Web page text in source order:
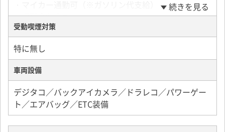
・退職金制度あり
・制服貸与（ポロシャツ・安全靴・手袋・ジャンバ
ー）
・社内表彰制度あり
・中型免許取得支援制度あり（※規定有り）
・髪型・髪色自由
・車内喫煙OK
・レクリエーション
・同乗研修は2週間
続きを見る
受動喫煙対策
特に無し
車両設備
デジタコ／バックアイカメラ／ドラレコ／パワーゲー
ト／エアバッグ／ETC装備